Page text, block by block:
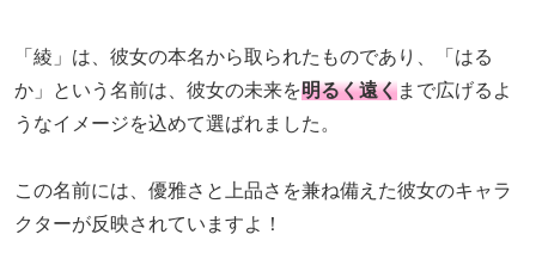
「綾」は、彼女の本名から取られたものであり、「はる
か」という名前は、彼女の未来を明るく遠くまで広げるよ
うなイメージを込めて選ばれました。
この名前には、優雅さと上品さを兼ね備えた彼女のキャラ
クターが反映されていますよ！